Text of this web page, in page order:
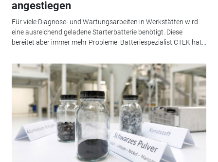
angestiegen
Für viele Diagnose- und Wartungsarbeiten in Werkstätten wird
eine ausreichend geladene Starterbatterie benötigt. Diese
bereitet aber immer mehr Probleme. Batteriespezialist CTEK hat...